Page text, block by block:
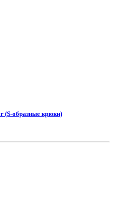
(S-образные крюки)